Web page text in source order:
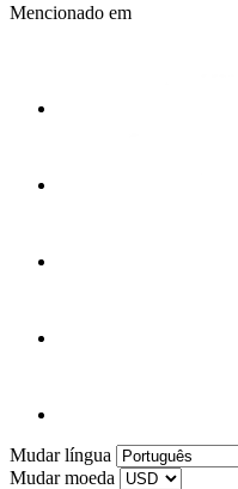
Mencionado em
Mudar língua
Mudar moeda